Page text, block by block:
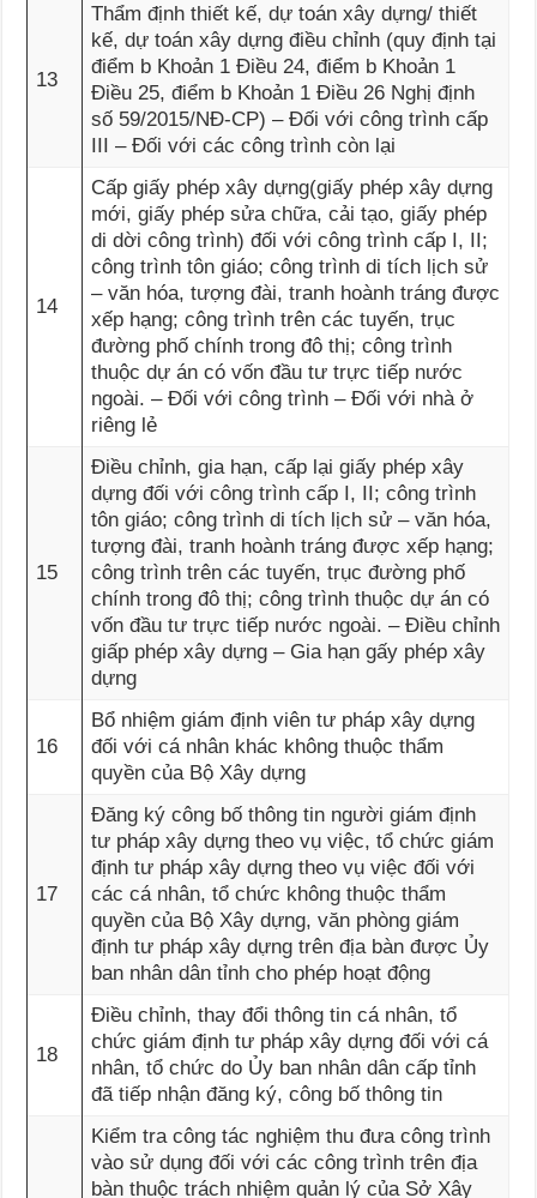
13
Thẩm định thiết kế, dự toán xây dựng/ thiết
kế, dự toán xây dựng điều chỉnh (quy định tại
điểm b Khoản 1 Điều 24, điểm b Khoản 1
Điều 25, điểm b Khoản 1 Điều 26 Nghị định
số 59/2015/NĐ-CP) – Đối với công trình cấp
III – Đối với các công trình còn lại
14
Cấp giấy phép xây dựng(giấy phép xây dựng
mới, giấy phép sửa chữa, cải tạo, giấy phép
di dời công trình) đối với công trình cấp I, II;
công trình tôn giáo; công trình di tích lịch sử
– văn hóa, tượng đài, tranh hoành tráng được
xếp hạng; công trình trên các tuyến, trục
đường phố chính trong đô thị; công trình
thuộc dự án có vốn đầu tư trực tiếp nước
ngoài. – Đối với công trình – Đối với nhà ở
riêng lẻ
15
Điều chỉnh, gia hạn, cấp lại giấy phép xây
dựng đối với công trình cấp I, II; công trình
tôn giáo; công trình di tích lịch sử – văn hóa,
tượng đài, tranh hoành tráng được xếp hạng;
công trình trên các tuyến, trục đường phố
chính trong đô thị; công trình thuộc dự án có
vốn đầu tư trực tiếp nước ngoài. – Điều chỉnh
giấp phép xây dựng – Gia hạn gấy phép xây
dựng
16
Bổ nhiệm giám định viên tư pháp xây dựng
đối với cá nhân khác không thuộc thẩm
quyền của Bộ Xây dựng
17
Đăng ký công bố thông tin người giám định
tư pháp xây dựng theo vụ việc, tổ chức giám
định tư pháp xây dựng theo vụ việc đối với
các cá nhân, tổ chức không thuộc thẩm
quyền của Bộ Xây dựng, văn phòng giám
định tư pháp xây dựng trên địa bàn được Ủy
ban nhân dân tỉnh cho phép hoạt động
18
Điều chỉnh, thay đổi thông tin cá nhân, tổ
chức giám định tư pháp xây dựng đối với cá
nhân, tổ chức do Ủy ban nhân dân cấp tỉnh
đã tiếp nhận đăng ký, công bố thông tin
Kiểm tra công tác nghiệm thu đưa công trình
vào sử dụng đối với các công trình trên địa
bàn thuộc trách nhiệm quản lý của Sở Xây